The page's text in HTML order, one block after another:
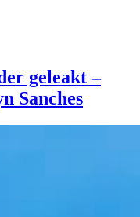
geleakt –
Sanches